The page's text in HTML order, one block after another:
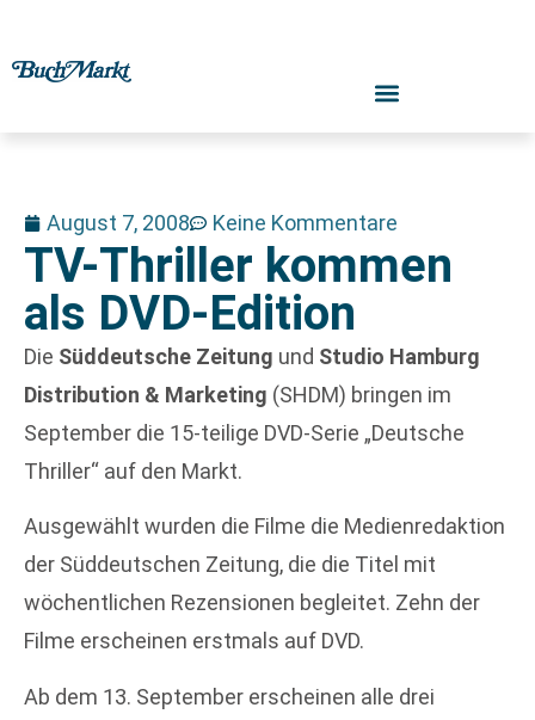
August 7, 2008 Keine Kommentare
TV-Thriller kommen
als DVD-Edition
Die Süddeutsche Zeitung und Studio Hamburg
Distribution & Marketing (SHDM) bringen im
September die 15-teilige DVD-Serie „Deutsche
Thriller“ auf den Markt.
Ausgewählt wurden die Filme die Medienredaktion
der Süddeutschen Zeitung, die die Titel mit
wöchentlichen Rezensionen begleitet. Zehn der
Filme erscheinen erstmals auf DVD.
Ab dem 13. September erscheinen alle drei